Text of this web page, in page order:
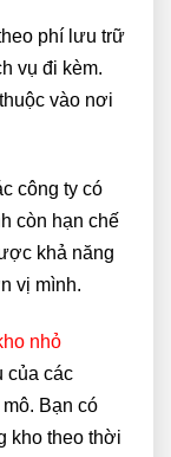
phí lưu trữ
vụ đi kèm.
vào nơi
công ty có
còn hạn chế
khả năng
vị mình.
nhỏ
của các
Bạn có
kho theo thời